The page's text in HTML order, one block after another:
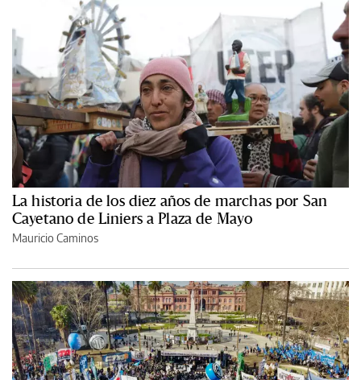
La historia de los diez años de marchas por San
Cayetano de Liniers a Plaza de Mayo
Mauricio Caminos